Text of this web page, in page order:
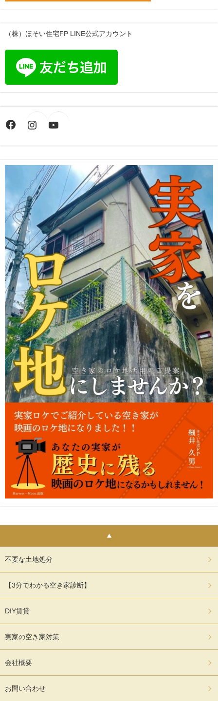
（株）ほそい住宅FP LINE公式アカウント
不要な土地処分
【3分でわかる空き家診断】
DIY賃貸
実家の空き家対策
会社概要
お問い合わせ